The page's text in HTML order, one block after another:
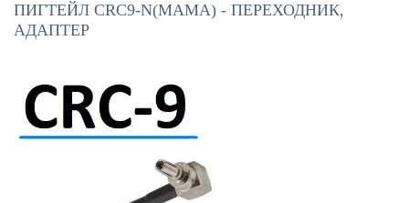
ПИГТЕЙЛ CRC9-N(МАМА) - ПЕРЕХОДНИК,
АДАПТЕР